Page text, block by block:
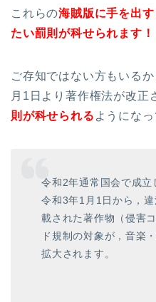
これらの海賊版に手を出
たい罰則が科せられます！
ご存知ではない方もいる
月1日より著作権法が改正
則が科せられる ようになっ
令和2年通常国会で成立
令和3年1月1日から，
載された著作物（侵害
ド規制の対象が，音楽
拡大されます。